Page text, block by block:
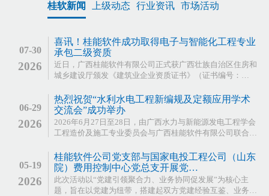
桂软新闻 上级动态 行业资讯 市场活动
07-30
2026
喜讯！桂能软件成功取得电子与智能化工程专业
承包二级资质
近日，广西桂能软件有限公司正式获广西壮族自治区住房和
城乡建设厅颁发《建筑业企业资质证书》（证书编号：
级…
06-29
2026
热烈祝贺“水利水电工程新编规及定额应用学术
交流会”成功举办
2026年6月27日至28日，由广西水力与新能源发电工程学会
工程造价及施工专业委员会与广西桂能软件有限公司联合主
05-19
2026
桂能软件公司党支部与国家电投工程公司（山东
院）费用控制中心党总支开展党…
此次活动以“党建引领聚合力、业务协同促发展”为核心主
题，旨在以党建为纽带，搭建起双方党建经验互鉴、业务信